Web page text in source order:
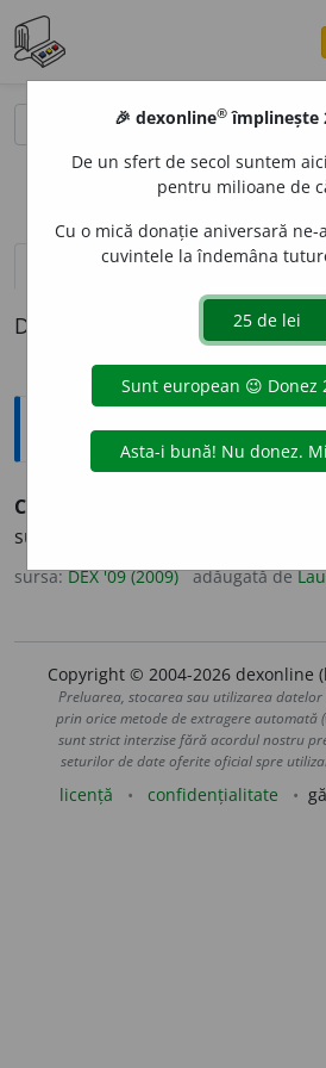
definiții (1)
Definiția cu ID-ul 845983:
Explicative DEX
C
Băutură alcoolică
sucului de mere (sau a altor
sursa:DEX '09 (2009) adăugată de
Copyright © 2004-2026 dexonline
Preluarea, stocarea sau utilizarea datelor
prin orice metode de extragere automată
sunt strict interzise fără acordul nostru
seturilor de date oferite oficial spre
licență confidențialitate
🎉 dexonline® împlinește
De un sfert de secol suntem
pentru milioane de
Cu o mică donație aniversară
cuvintele la îndemâna